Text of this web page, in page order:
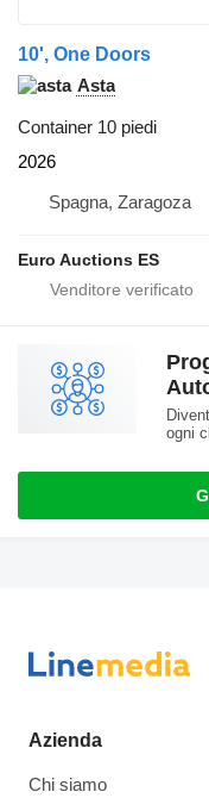
10', One Doors
Asta
Container 10 piedi
2026
Spagna, Zaragoza
Euro Auctions ES
ogni
Azienda
Chi siamo